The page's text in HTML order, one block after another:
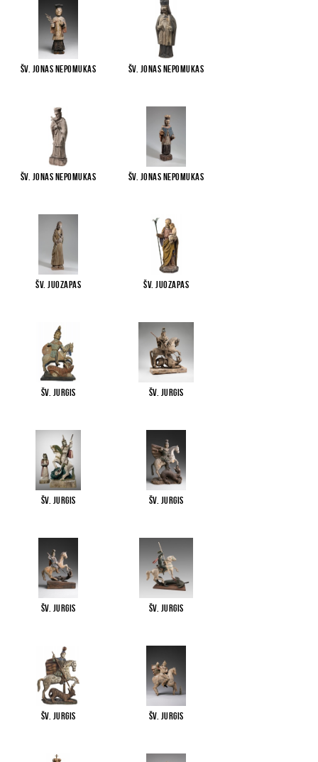
Šv. Jonas Nepomukas Šv. Jonas Nepomukas
Šv. Jonas Nepomukas Šv. Jonas Nepomukas
Šv. Juozapas Šv. Juozapas
Šv. Jurgis Šv. Jurgis
Šv. Jurgis Šv. Jurgis
Šv. Jurgis Šv. Jurgis
Šv. Jurgis Šv. Jurgis